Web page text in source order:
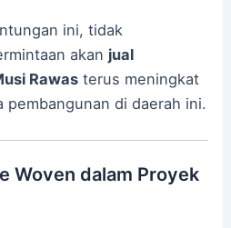
ini, tidak
akan jual
Rawas terus meningkat
di daerah ini.
Woven dalam Proyek